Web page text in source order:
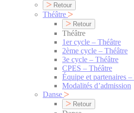
Retour
Théâtre
Retour
Théâtre
1er cycle – Théâtre
2ème cycle – Théâtre
3e cycle – Théâtre
CPES – Théâtre
Équipe et partenaires –
Modalités d’admission
Danse
Retour